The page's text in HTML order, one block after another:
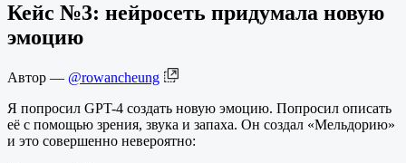
Кейс №3: нейросеть придумала новую
эмоцию
Автор — @rowancheung
Я попросил GPT-4 создать новую эмоцию. Попросил описать
её с помощью зрения, звука и запаха. Он создал «Мельдорию»
и это совершенно невероятно: